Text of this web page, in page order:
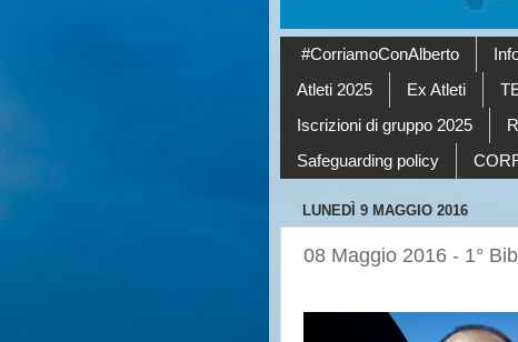
#CorriamoConAlberto
Atleti 2025
Ex Atleti
Iscrizioni di gruppo 2025
Safeguarding policy
LUNEDÌ 9 MAGGIO 2016
08 Maggio 2016 - 1°